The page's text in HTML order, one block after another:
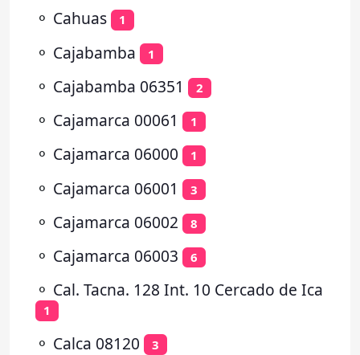
⚬ Cahuas 1
⚬ Cajabamba 1
⚬ Cajabamba 06351 2
⚬ Cajamarca 00061 1
⚬ Cajamarca 06000 1
⚬ Cajamarca 06001 3
⚬ Cajamarca 06002 8
⚬ Cajamarca 06003 6
⚬ Cal. Tacna. 128 Int. 10 Cercado de Ica
1
⚬ Calca 08120 3